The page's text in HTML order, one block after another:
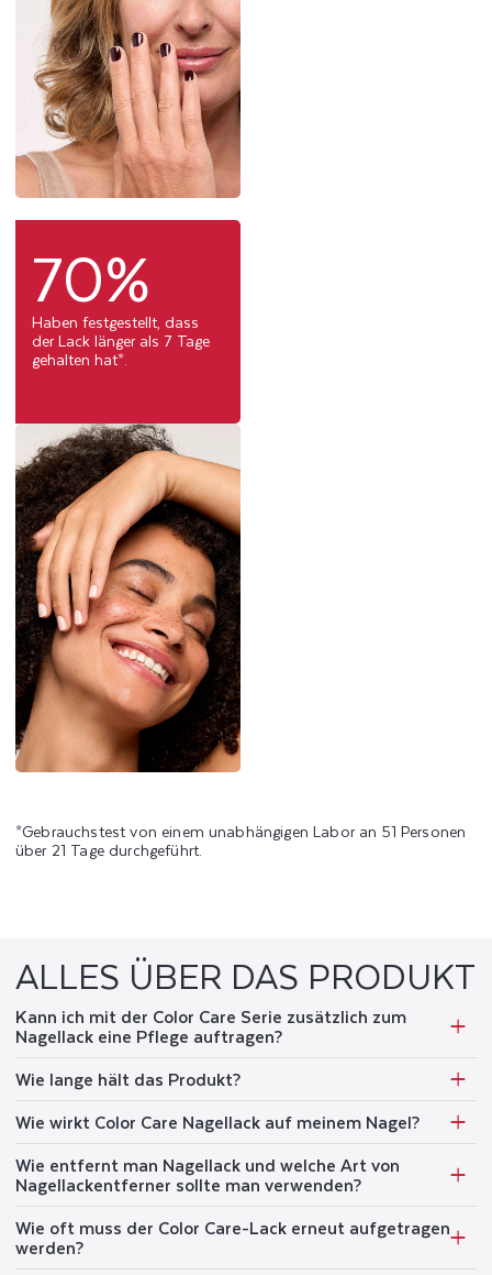
70%
Haben festgestellt, dass
der Lack länger als 7 Tage
gehalten hat*.
*Gebrauchstest von einem unabhängigen Labor an 51 Personen
über 21 Tage durchgeführt.
ALLES ÜBER DAS PRODUKT
Kann ich mit der Color Care Serie zusätzlich zum
Nagellack eine Pflege auftragen?
Wie lange hält das Produkt?
Wie wirkt Color Care Nagellack auf meinem Nagel?
Wie entfernt man Nagellack und welche Art von
Nagellackentferner sollte man verwenden?
Wie oft muss der Color Care-Lack erneut aufgetragen
werden?